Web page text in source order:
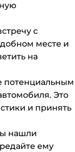
с
месте и
на
потенциальным
Это
и принять
нашли
ему